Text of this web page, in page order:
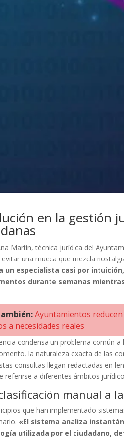
en la gestión
Martín, técnica jurídica del
evitar una mueca que mezcla
un especialista casi por
durante semanas
Ayuntamientos
a necesidades reales
condensa un problema común
la naturaleza exacta de las
consultas llegan redactadas en
referirse a diferentes ámbitos
manual a
que han implementado
«El sistema analiza
utilizada por el ciudadano,